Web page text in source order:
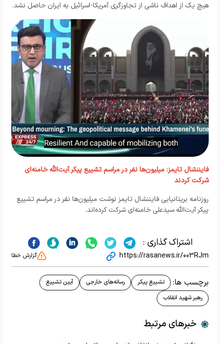
هیچ یک از اهداف ناشی از تجاوزگری آمریکا-اسرائیل به ایران حاصل نشد.
فایننشال‌ تایمز: میلیون‌ها نفر در مراسم تشییع پیکر آیت‌الله خامنه‌ای
شرکت کردند
روزنامه بریتانیایی فایننشال تایمز نوشت میلیون‌ها نفر در مراسم تشییع
پیکر آیت‌الله سیدعلی خامنه‌ای شرکت کرده‌اند.
اشتراک گذاری :
https://rasanews.ir/003RJm گزارش خطا
برچسب ها: تشییع پیکر رسانه‌های خارجی
آیین تشییع
رهبر شهید انقلاب
خبرهای مرتبط